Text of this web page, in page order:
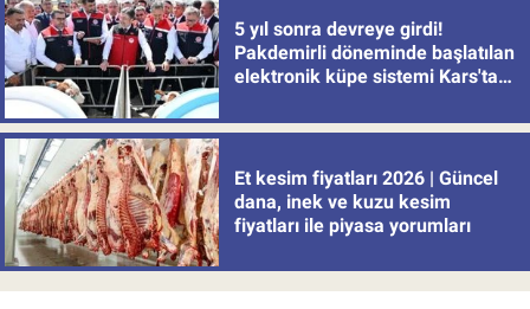
5 yıl sonra devreye girdi!
Pakdemirli döneminde başlatılan
elektronik küpe sistemi Kars'tan
Et kesim fiyatları 2026 | Güncel
dana, inek ve kuzu kesim
fiyatları ile piyasa yorumları